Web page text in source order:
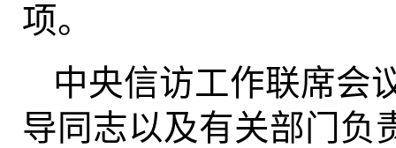
项。
中央信访工作联席会
导同志以及有关部门负